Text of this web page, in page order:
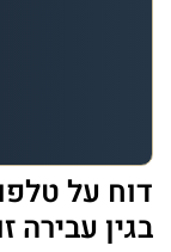
דוח על
בגין עבירה